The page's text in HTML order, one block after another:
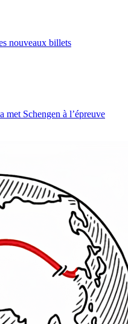
nouveaux billets
met Schengen à l’épreuve